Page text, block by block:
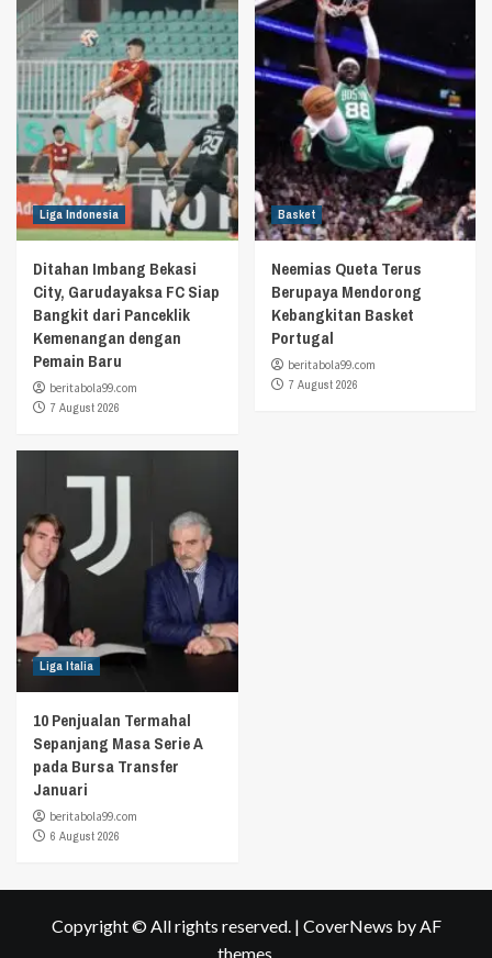
Liga Indonesia
Ditahan Imbang Bekasi
City, Garudayaksa FC Siap
Bangkit dari Panceklik
Kemenangan dengan
Pemain Baru
beritabola99.com
7 August 2026
Basket
Neemias Queta Terus
Berupaya Mendorong
Kebangkitan Basket
Portugal
beritabola99.com
7 August 2026
Liga Italia
10 Penjualan Termahal
Sepanjang Masa Serie A
pada Bursa Transfer
Januari
beritabola99.com
6 August 2026
Copyright © All rights reserved. | CoverNews by AF
themes.